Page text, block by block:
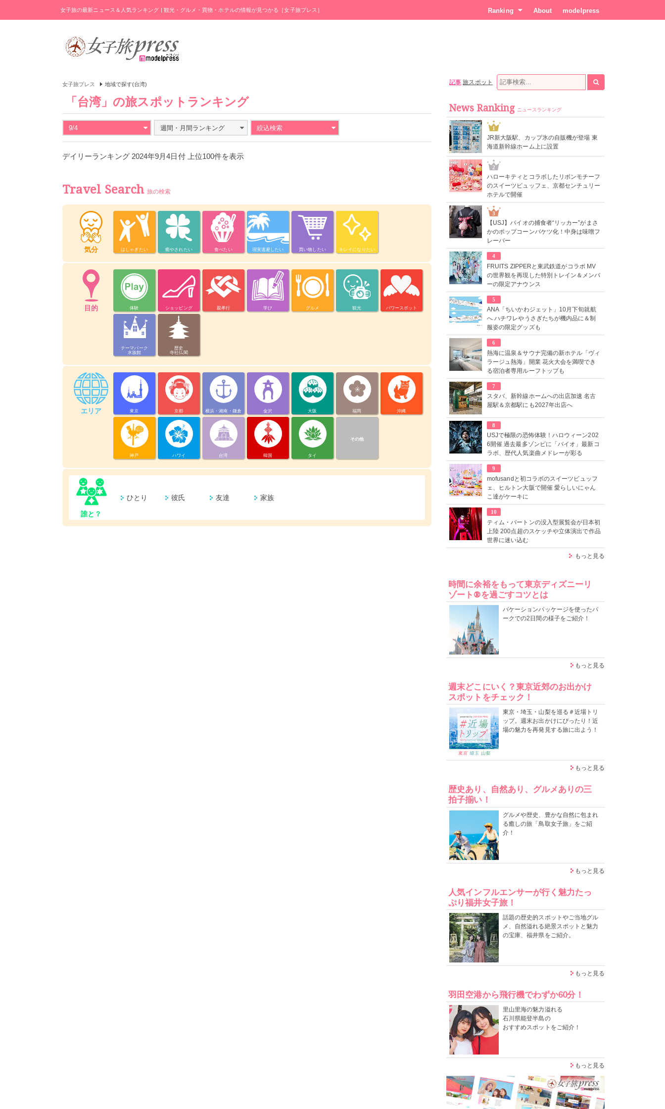
女子旅の最新ニュース＆人気ランキング | 観光・グルメ・買物・ホテルの情報が見つかる［女子旅プレス］ Ranking About modelpress
女子旅プレス 地域で探す(台湾)
「台湾」の旅スポットランキング
9/4 週間・月間ランキング 絞込検索
デイリーランキング 2024年9月4日付 上位100件を表示
Travel Search 旅の検索
気分 はしゃぎたい 癒やされたい 食べたい 現実逃避したい 買い物したい キレイになりたい
目的 体験 ショッピング 親孝行 学び グルメ 観光 パワースポット
テーマパーク
水族館
歴史
寺社仏閣
エリア 東京 京都 横浜・湘南・鎌倉 金沢 大阪 福岡 沖縄
神戸 ハワイ 台湾 韓国 タイ
その他
誰と？
ひとり 彼氏 友達 家族
記事 旅スポット
News Ranking ニュースランキング
1
JR新大阪駅、カップ氷の自販機が登場 東
海道新幹線ホーム上に設置
2
ハローキティとコラボしたリボンモチーフ
のスイーツビュッフェ、京都センチュリー
ホテルで開催
3
【USJ】バイオの捕食者“リッカー”がまさ
かのポップコーンバケツ化！中身は味噌フ
レーバー
4
FRUITS ZIPPERと東武鉄道がコラボ MV
の世界観を再現した特別トレイン＆メンバ
ーの限定アナウンス
5
ANA「ちいかわジェット」10月下旬就航
へ ハチワレやうさぎたちが機内品に＆制
服姿の限定グッズも
6
熱海に温泉＆サウナ完備の新ホテル「ヴィ
ラージュ熱海」開業 花火大会を満喫でき
る宿泊者専用ルーフトップも
7
スタバ、新幹線ホームへの出店加速 名古
屋駅＆京都駅にも2027年出店へ
8
USJで極限の恐怖体験！ハロウィーン202
6開催 過去最多ゾンビに「バイオ」最新コ
ラボ、歴代人気楽曲メドレーが彩る
9
mofusandと初コラボのスイーツビュッフ
ェ、ヒルトン大阪で開催 愛らしいにゃん
こ達がケーキに
10
ティム・バートンの没入型展覧会が日本初
上陸 200点超のスケッチや立体演出で作品
世界に迷い込む
もっと見る
時間に余裕をもって東京ディズニーリ
ゾート®を過ごすコツとは
バケーションパッケージを使ったパ
ークでの2日間の様子をご紹介！
もっと見る
週末どこにいく？東京近郊のお出かけ
スポットをチェック！
東京・埼玉・山梨を巡る＃近場トリ
ップ。週末お出かけにぴったり！近
場の魅力を再発見する旅に出よう！
もっと見る
歴史あり、自然あり、グルメありの三
拍子揃い！
グルメや歴史、豊かな自然に包まれ
る癒しの旅「鳥取女子旅」をご紹
介！
もっと見る
人気インフルエンサーが行く魅力たっ
ぷり福井女子旅！
話題の歴史的スポットやご当地グル
メ、自然溢れる絶景スポットと魅力
の宝庫、福井県をご紹介。
もっと見る
羽田空港から飛行機でわずか60分！
里山里海の魅力溢れる
石川県能登半島の
おすすめスポットをご紹介！
もっと見る